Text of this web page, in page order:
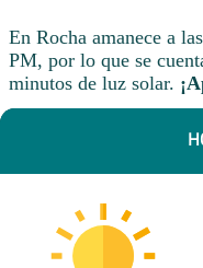
En Rocha amanece a
PM, por lo que se
minutos de luz solar.